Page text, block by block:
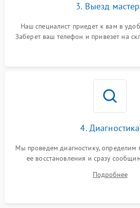
3. Выезд
Наш специалист приедет к вам в
Заберет ваш телефон и привезет на
4. Диагностика
Мы проведем диагностику, определим
ее восстановления и сразу
Подробнее